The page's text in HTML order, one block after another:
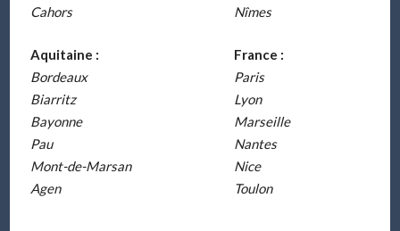
Cahors
Nîmes
Aquitaine :
Bordeaux
Biarritz
Bayonne
Pau
Mont-de-Marsan
Agen
France :
Paris
Lyon
Marseille
Nantes
Nice
Toulon